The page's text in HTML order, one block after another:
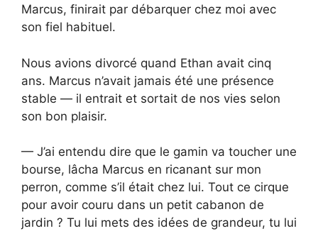
Marcus, finirait par débarquer chez moi avec
son fiel habituel.
Nous avions divorcé quand Ethan avait cinq
ans. Marcus n’avait jamais été une présence
stable — il entrait et sortait de nos vies selon
son bon plaisir.
— J’ai entendu dire que le gamin va toucher une
bourse, lâcha Marcus en ricanant sur mon
perron, comme s’il était chez lui. Tout ce cirque
pour avoir couru dans un petit cabanon de
jardin ? Tu lui mets des idées de grandeur, tu lui